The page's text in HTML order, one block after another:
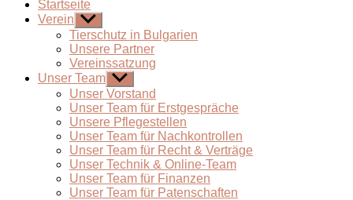
Startseite
Verein Untermenü
anzeigen
Tierschutz in Bulgarien
Unsere Partner
Vereinssatzung
Unser Team Untermenü
anzeigen
Unser Vorstand
Unser Team für Erstgespräche
Unsere Pflegestellen
Unser Team für Nachkontrollen
Unser Team für Recht & Verträge
Unser Technik & Online-Team
Unser Team für Finanzen
Unser Team für Patenschaften